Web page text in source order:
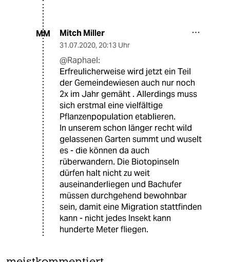
MM Mitch Miller
31.07.2020, 20:13 Uhr
@Raphael:
Erfreulicherweise wird jetzt ein Teil
der Gemeindewiesen auch nur noch
2x im Jahr gemäht . Allerdings muss
sich erstmal eine vielfältige
Pflanzenpopulation etablieren.
In unserem schon länger recht wild
gelassenen Garten summt und wuselt
es - die können da auch
rüberwandern. Die Biotopinseln
dürfen halt nicht zu weit
auseinanderliegen und Bachufer
müssen durchgehend bewohnbar
sein, damit eine Migration stattfinden
kann - nicht jedes Insekt kann
hunderte Meter fliegen.